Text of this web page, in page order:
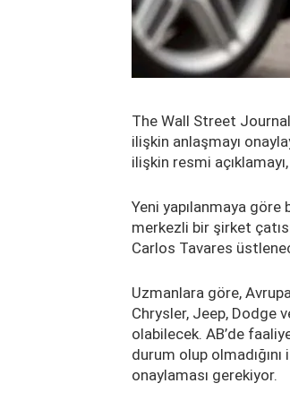
The Wall Street
ilişkin anlaşmayı
ilişkin resmi
Yeni yapılanmaya
merkezli bir şirket
Carlos Tavares
Uzmanlara göre,
Chrysler, Jeep, Dodge
olabilecek. AB’de
durum olup
onaylaması gerekiyor.